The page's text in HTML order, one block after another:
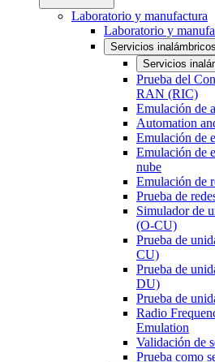
Laboratorio y manufactura
Laboratorio y
Servicios inalámbricos
Servicios
Prueba del
RAN (RIC)
Emulación de
Automation
Emulación de
Emulación de
nube
Emulación de
Prueba de
Simulador de
(O-CU)
Prueba de
CU)
Prueba de
DU)
Prueba de
Radio
Emulation
Validación de
Prueba como